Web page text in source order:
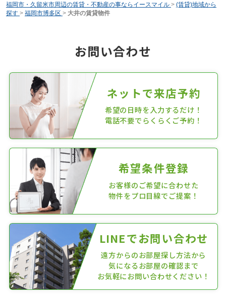
福岡市・久留米市周辺の賃貸・不動産の事ならイースマイル > (賃貸)地域から
探す > 福岡市博多区 > 大井の賃貸物件
お問い合わせ
ネットで来店予約
希望の日時を入力するだけ！
電話不要でらくらくご予約！
希望条件登録
お客様のご希望に合わせた
物件をプロ目線でご提案！
LINEでお問い合わせ
遠方からのお部屋探し方法から
気になるお部屋の確認まで
お気軽にお問い合わせください！